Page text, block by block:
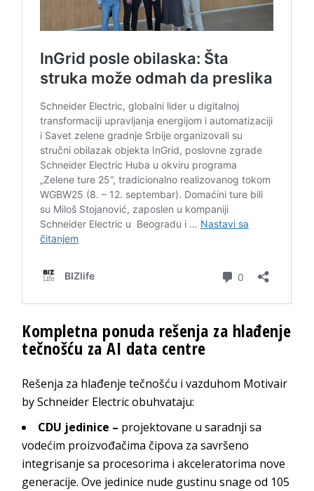
Kompletna ponuda rešenja za hlađenje
tečnošću za AI data centre
Rešenja za hlađenje tečnošću i vazduhom Motivair
by Schneider Electric obuhvataju:
CDU jedinice – projektovane u saradnji sa
vodećim proizvođačima čipova za savršeno
integrisanje sa procesorima i akceleratorima nove
generacije. Ove jedinice nude gustinu snage od 105